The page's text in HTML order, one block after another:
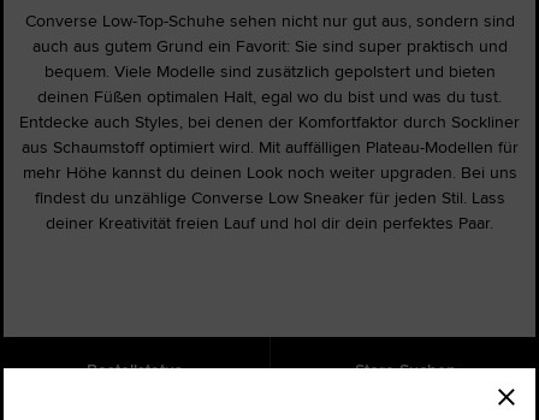
Converse Low-Top-Schuhe sehen nicht nur gut aus, sondern sind
auch aus gutem Grund ein Favorit: Sie sind super praktisch und
bequem. Viele Modelle sind zusätzlich gepolstert und bieten
deinen Füßen optimalen Halt, egal wo du bist und was du tust.
Entdecke auch Styles, bei denen der Komfortfaktor durch Sockliner
aus Schaumstoff optimiert wird. Mit auffälligen Plateau-Modellen für
mehr Höhe kannst du deinen Look noch weiter upgraden. Bei uns
findest du unzählige Converse Low Sneaker für jeden Stil. Lass
deiner Kreativität freien Lauf und hol dir dein perfektes Paar.
Bestellstatus Store Suchen